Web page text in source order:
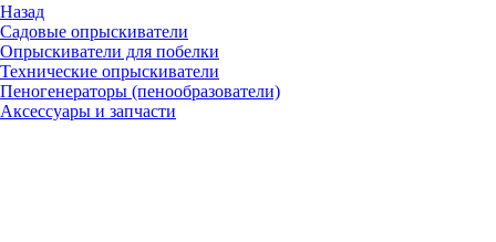
Назад
Садовые опрыскиватели
Опрыскиватели для побелки
Технические опрыскиватели
Пеногенераторы (пенообразователи)
Аксессуары и запчасти